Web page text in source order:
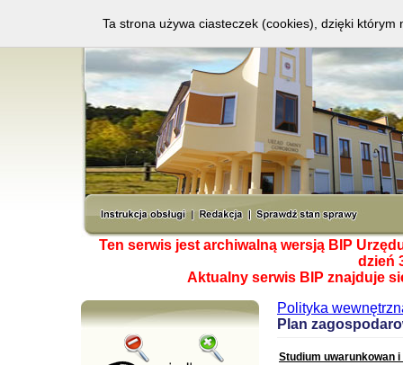
Ten serwis jest archiwalną wersją BIP
dzień
Aktualny serwis BIP znajduje
Polityka
Plan
Studium uwarunkowan
Ta strona używa ciasteczek (cookies), dzięki którym